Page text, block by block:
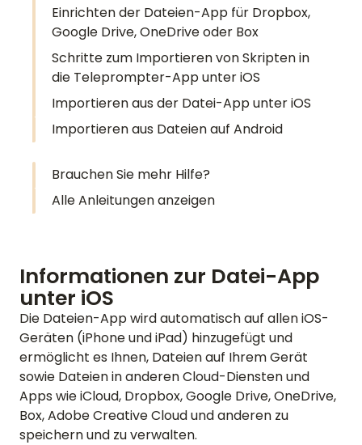
Einrichten der Dateien-App für Dropbox,
Google Drive, OneDrive oder Box
Schritte zum Importieren von Skripten in
die Teleprompter-App unter iOS
Importieren aus der Datei-App unter iOS
Importieren aus Dateien auf Android
Brauchen Sie mehr Hilfe?
Alle Anleitungen anzeigen
Informationen zur Datei-App
unter iOS
Die Dateien-App wird automatisch auf allen iOS-
Geräten (iPhone und iPad) hinzugefügt und
ermöglicht es Ihnen, Dateien auf Ihrem Gerät
sowie Dateien in anderen Cloud-Diensten und
Apps wie iCloud, Dropbox, Google Drive, OneDrive,
Box, Adobe Creative Cloud und anderen zu
speichern und zu verwalten.